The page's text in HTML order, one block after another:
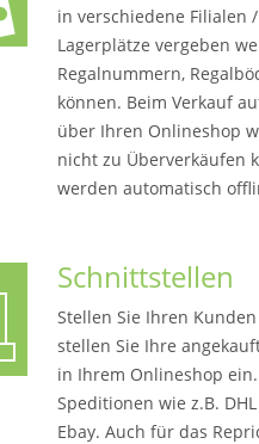
in verschiedene Filialen
Lagerplätze vergeben
Regalnummern,
können. Beim Verkauf
über Ihren Onlineshop
nicht zu Überverkäufen
werden automatisch
Schnittstellen
Stellen Sie Ihren
stellen Sie Ihre
in Ihrem Onlineshop
Speditionen wie z.B.
Ebay. Auch für das